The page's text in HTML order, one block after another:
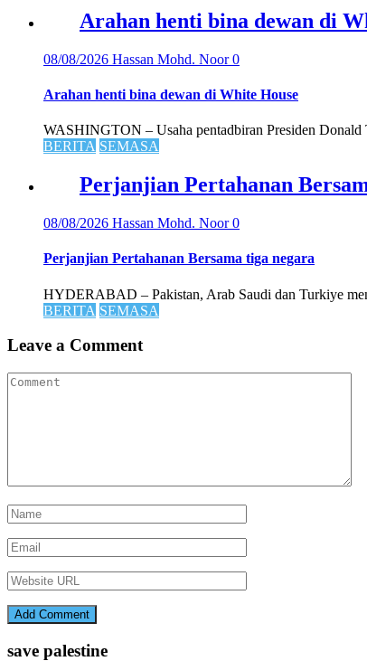
Arahan henti bina dewan di
08/08/2026 Hassan Mohd. Noor0
Arahan henti bina dewan di White House
WASHINGTON – Usaha pentadbiran Presiden Donald
BERITA SEMASA
Perjanjian Pertahanan
08/08/2026 Hassan Mohd. Noor0
Perjanjian Pertahanan Bersama tiga negara
HYDERABAD – Pakistan, Arab Saudi dan Turkiye
BERITA SEMASA
Leave a Comment
save palestine